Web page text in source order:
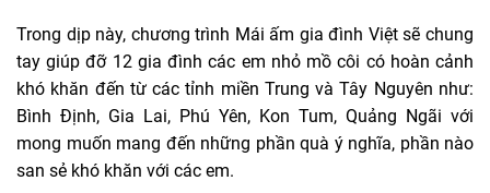
Trong dịp này, chương trình Mái ấm gia đình Việt sẽ chung
tay giúp đỡ 12 gia đình các em nhỏ mồ côi có hoàn cảnh
khó khăn đến từ các tỉnh miền Trung và Tây Nguyên như:
Bình Định, Gia Lai, Phú Yên, Kon Tum, Quảng Ngãi với
mong muốn mang đến những phần quà ý nghĩa, phần nào
san sẻ khó khăn với các em.